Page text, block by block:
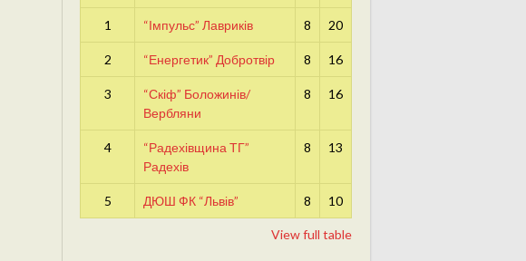
1 “Імпульс” Лавриків 8 20
2 “Енергетик” Добротвір 8 16
3
“Скіф” Боложинів/
Вербляни
8 16
4
“Радехівщина ТГ”
Радехів
8 13
5 ДЮШ ФК “Львів” 8 10
View full table